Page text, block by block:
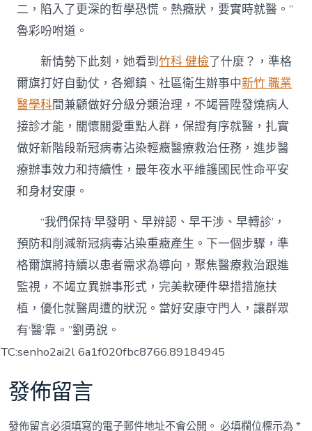
二，陷入了更深的哲學恐慌。熱癥狀，要實時就醫。”
魯彩吩咐道。
新情勢下此刻，她看到竹科 健檢了什麼？，準格
爾旗打好自動仗，各鄉鎮、社區衛生辦事中新竹 職業
醫學科間兼顧做好分級分類治理，不竭晉陞發燒病人
接診才能，關懷關愛重點人群，保證有序就醫，扎實
做好新階段新冠病毒沾染輕癥醫療救治任務，進步醫
療辦事效力和持續性，最年夜水平維護國民性命平安
和身材安康。
“我們保持‘早發明、早辨認、早干涉、早轉診’，
預防和削減新冠病毒沾染重癥產生。下一個步驟，準
格爾旗將持續以患者需求為導向，聚焦醫療救治跟進
監視，不竭立異辦事形式，完美軟硬件舉措措施扶
植，優化就醫周遭的狀況。當好安康守門人，讓群眾
有‘醫’靠。”劉勇說。
TC:senho2ai2l 6a1f020fbc8766.89184945
發佈留言
發佈留言必須填寫的電子郵件地址不會公開。 必填欄位標示為*